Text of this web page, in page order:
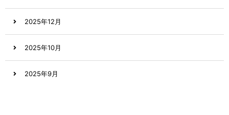
2025年12月
2025年10月
2025年9月